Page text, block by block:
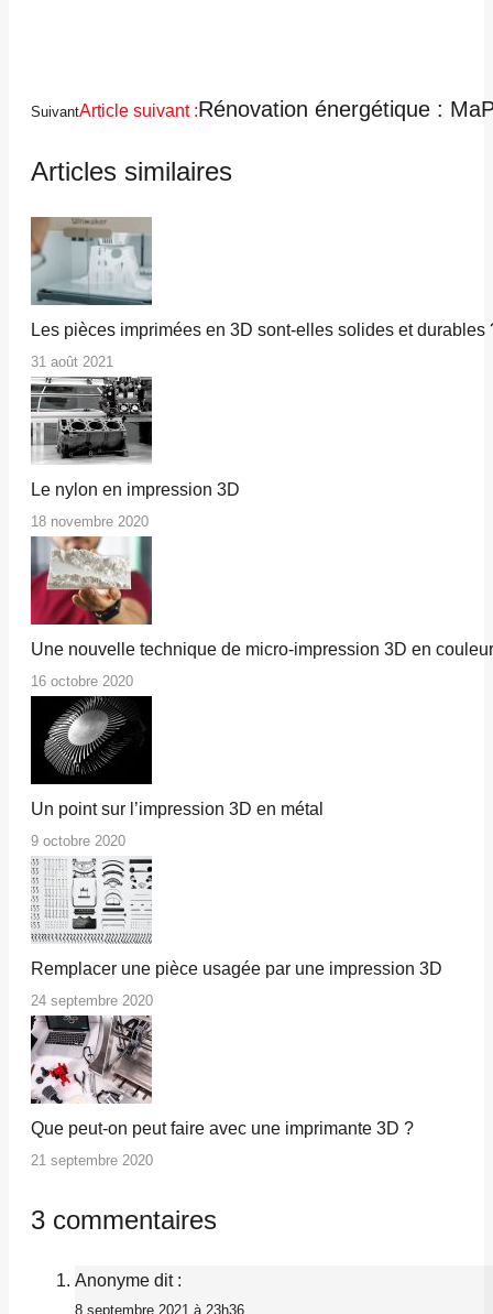
SuivantArticle suivant :Rénovation énergétique :
Articles similaires
Les pièces imprimées en 3D sont-elles solides et durables
31 août 2021
Le nylon en impression 3D
18 novembre 2020
Une nouvelle technique de micro-impression 3D en couleur
16 octobre 2020
Un point sur l’impression 3D en métal
9 octobre 2020
Remplacer une pièce usagée par une impression 3D
24 septembre 2020
Que peut-on peut faire avec une imprimante 3D ?
21 septembre 2020
3 commentaires
Anonyme dit :
8 septembre 2021 à 23h36